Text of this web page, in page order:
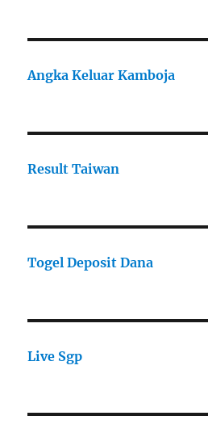
Angka Keluar Kamboja
Result Taiwan
Togel Deposit Dana
Live Sgp